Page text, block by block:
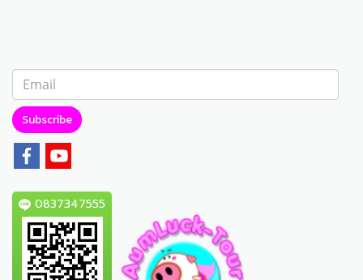
Subscribe
0837347555